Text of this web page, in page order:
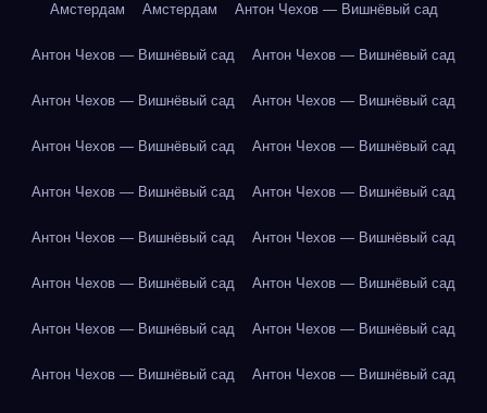
Амстердам Амстердам Антон Чехов — Вишнёвый сад
Антон Чехов — Вишнёвый сад Антон Чехов — Вишнёвый сад
Антон Чехов — Вишнёвый сад Антон Чехов — Вишнёвый сад
Антон Чехов — Вишнёвый сад Антон Чехов — Вишнёвый сад
Антон Чехов — Вишнёвый сад Антон Чехов — Вишнёвый сад
Антон Чехов — Вишнёвый сад Антон Чехов — Вишнёвый сад
Антон Чехов — Вишнёвый сад Антон Чехов — Вишнёвый сад
Антон Чехов — Вишнёвый сад Антон Чехов — Вишнёвый сад
Антон Чехов — Вишнёвый сад Антон Чехов — Вишнёвый сад